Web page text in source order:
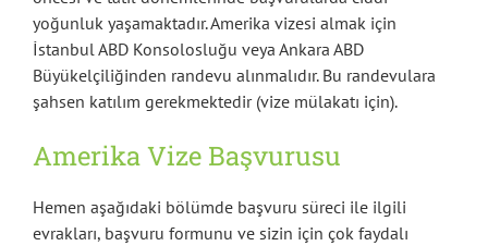
yoğunluk yaşamaktadır. Amerika vizesi almak için
İstanbul ABD Konsolosluğu veya Ankara ABD
Büyükelçiliğinden randevu alınmalıdır. Bu randevulara
şahsen katılım gerekmektedir (vize mülakatı için).
Amerika Vize Başvurusu
Hemen aşağıdaki bölümde başvuru süreci ile ilgili
evrakları, başvuru formunu ve sizin için çok faydalı